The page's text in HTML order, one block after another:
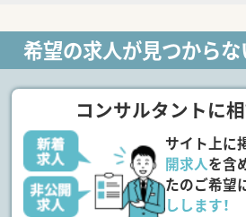
希望の求人が見つから
コンサルタントに
サイト上に
開求人を含
たのご希望
しします！